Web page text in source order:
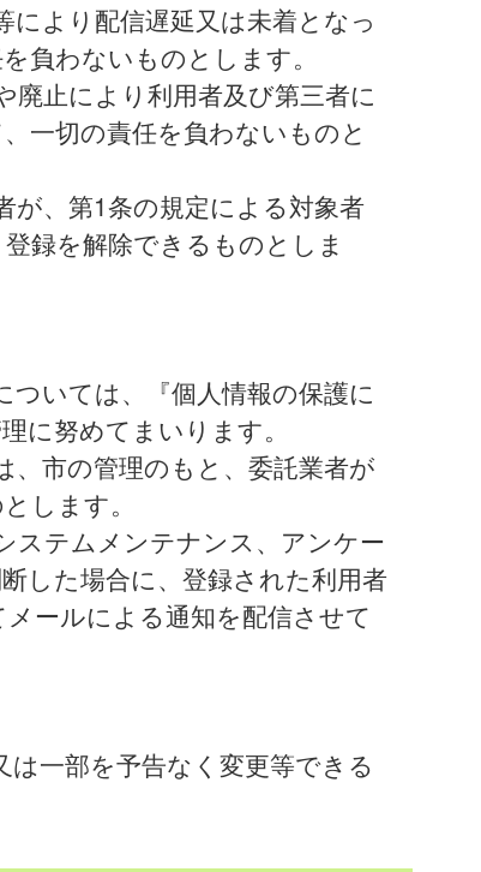
より配信遅延又は未着となっ
負わないものとします。
止により利用者及び第三者に
一切の責任を負わないものと
、第1条の規定による対象者
録を解除できるものとしま
いては、『個人情報の保護に
に努めてまいります。
市の管理のもと、委託業者が
します。
テムメンテナンス、アンケー
した場合に、登録された利用者
ールによる通知を配信させて
一部を予告なく変更等できる